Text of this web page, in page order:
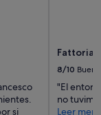
si
Fattoria
8/10 Bueno
"El
no
Leer